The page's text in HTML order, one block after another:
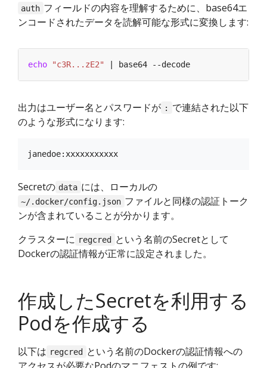
auth フィールドの内容を理解するために、base64エ
ンコードされたデータを読解可能な形式に変換します:
echo "c3R...zE2"
出力はユーザー名とパスワードが :
で連結された以下
のような形式になります:
Secretの data には、ローカルの
~/.docker/config.json ファイルと同様の認証トーク
ンが含まれていることが分かります。
クラスターに regcred
という名前のSecretとして
Dockerの認証情報が正常に設定されました。
作成したSecretを利用する
Podを作成する
以下は regcred
という名前のDockerの認証情報への